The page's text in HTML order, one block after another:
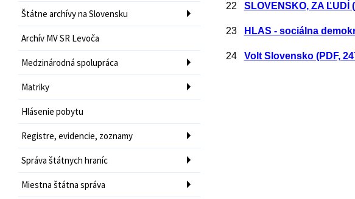
Štátne archívy na Slovensku
Archív MV SR Levoča
Medzinárodná spolupráca
Matriky
Hlásenie pobytu
Registre, evidencie, zoznamy
Správa štátnych hraníc
Miestna štátna správa
22 SLOVENSKO, ZA ĽUDÍ
23 HLAS - sociálna
24 Volt Slovensko (PDF,